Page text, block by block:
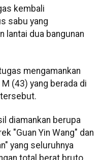
kembali
sabu yang
lantai dua bangunan
mengamankan
(43) yang berada di
diamankan berupa
"Guan Yin Wang" dan
yang seluruhnya